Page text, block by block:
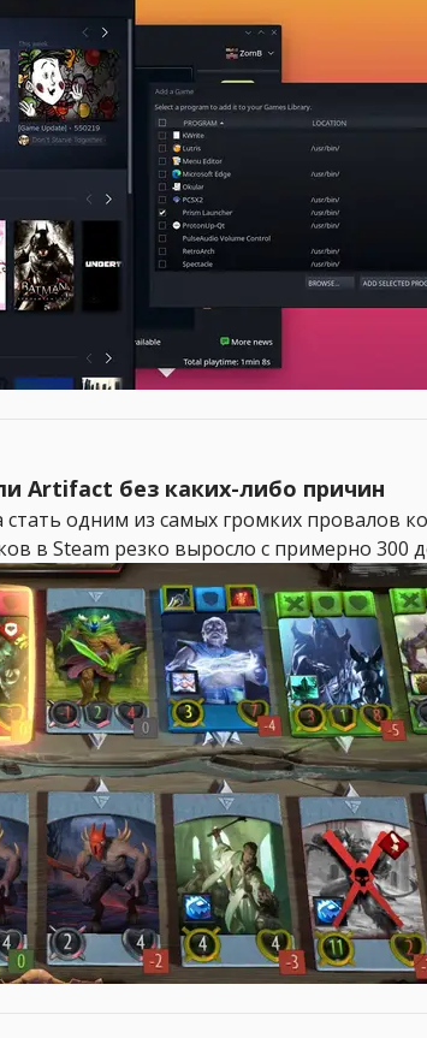
Artifact без каких-либо причин
стать одним из самых громких провалов
в Steam резко выросло с примерно 300